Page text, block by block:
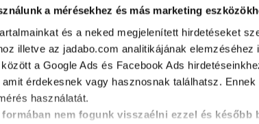
a mérésekhez és más marketing
és a neked megjelenített hirdetéseket
illetve az jadabo.com analitikájának elemzéséhez
a Google Ads és Facebook Ads
érdekesnek vagy hasznosnak találhatsz.
használatát.
nem fogunk visszaélni ezzel és
SZINTÉN KIVÁLÓAK